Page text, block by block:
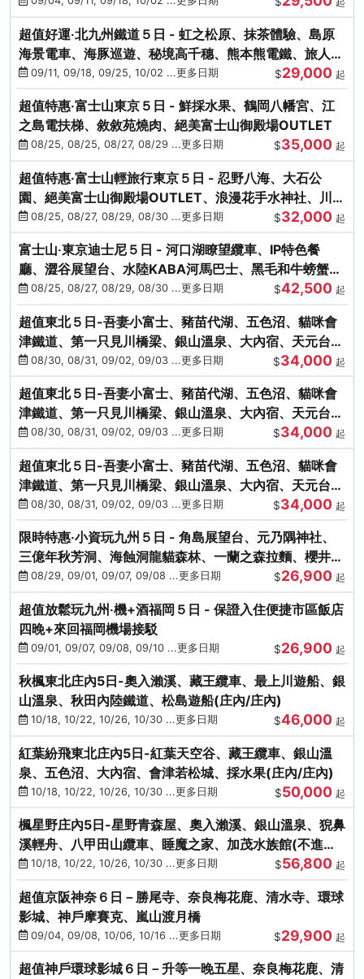
超值好運‧北九州鐵道５日 - 虹之松原、抹茶體驗、島原
海景電車、海豚巡遊、秘境高千穗、熊本熊電鐵、旅人觀
光列車-台中出發
09/11, 09/18, 09/25, 10/02 ...更多日期 $29,000 起
超值特惠‧富士山東京５日 - 鮮採水果、鶴岡八幡宮、江
之島電扶梯、敘敘苑燒肉、絕美富士山御殿場OUTLET
08/25, 08/25, 08/27, 08/29 ...更多日期 $35,000 起
超值特惠‧富士山輕旅行東京５日 - 忍野八海、大石公
園、絕美富士山御殿場OUTLET、浪漫花手水神社、川越
小江戶
08/25, 08/27, 08/29, 08/30 ...更多日期 $32,000 起
富士山‧東京迪士尼５日 - 河口湖瞭望纜車、IP特色餐
廳、澀谷展望台、水陸KABA河馬巴士、黑毛和牛螃蟹美
饌、季節採果
08/25, 08/27, 08/29, 08/30 ...更多日期 $42,500 起
超值東北５日-吾妻小富士、豬苗代湖、五色沼、貓咪會
津鐵道、第一只見川橋梁、銀山溫泉、大內宿、天元台高
原纜車
08/30, 08/31, 09/02, 09/03 ...更多日期 $34,000 起
超值東北５日-吾妻小富士、豬苗代湖、五色沼、貓咪會
津鐵道、第一只見川橋梁、銀山溫泉、大內宿、天元台高
原纜車
08/30, 08/31, 09/02, 09/03 ...更多日期 $34,000 起
超值東北５日-吾妻小富士、豬苗代湖、五色沼、貓咪會
津鐵道、第一只見川橋梁、銀山溫泉、大內宿、天元台高
原纜車
08/30, 08/31, 09/02, 09/03 ...更多日期 $34,000 起
限時特惠‧小資玩九州５日 - 角島展望台、元乃隅神社、
三億年秋芳洞、海蝕洞龍貓森林、一蘭之森拉麵、櫻井二
見浦08/29, 09/01, 09/07, 09/08 ...更多日期 $26,900 起
超值放鬆玩九州‧機+酒福岡５日 - 保證入住便捷市區飯店
四晚+來回福岡機場接駁
09/01, 09/07, 09/08, 09/10 ...更多日期 $26,900 起
秋楓東北庄內5日-奧入瀨溪、藏王纜車、最上川遊船、銀
山溫泉、秋田內陸鐵道、松島遊船(庄內/庄內)
10/18, 10/22, 10/26, 10/30 ...更多日期 $46,000 起
紅葉紛飛東北庄內5日-紅葉天空谷、藏王纜車、銀山溫
泉、五色沼、大內宿、會津若松城、採水果(庄內/庄內)
10/18, 10/22, 10/26, 10/30 ...更多日期 $50,000 起
楓星野庄內5日-星野青森屋、奧入瀨溪、銀山溫泉、猊鼻
溪輕舟、八甲田山纜車、睡魔之家、加茂水族館(不進店)
(庄內/庄內)
10/18, 10/22, 10/26, 10/30 ...更多日期 $56,800 起
超值京阪神奈６日－勝尾寺、奈良梅花鹿、清水寺、環球
影城、神戶摩賽克、嵐山渡月橋
09/04, 09/08, 10/06, 10/16 ...更多日期 $29,900 起
超值神戶環球影城６日－升等一晚五星、奈良梅花鹿、清